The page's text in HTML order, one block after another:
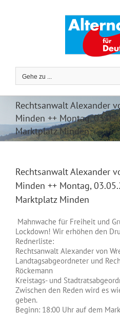
Gehe zu ...
Rechtsanwalt Alexander
Minden ++ Montag,
Marktplatz Minden
Rechtsanwalt Alexander
Minden ++ Montag,
Marktplatz Minden
Mahnwache für Freiheit und
Lockdown! Wir erhöhen den
Rednerliste:
Rechtsanwalt Alexander von
Landtagsabgeordneter und
Röckemann
Kreistags- und
Zwischen den Reden wird es
geben.
Beginn: 18:00 Uhr auf dem